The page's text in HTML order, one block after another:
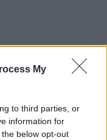
My
to third parties, or
information for
below opt-out